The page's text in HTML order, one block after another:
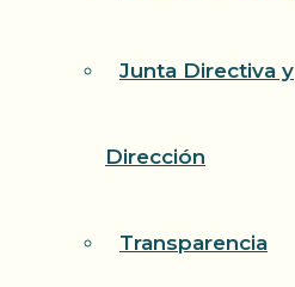
Junta Directiva y
Dirección
Transparencia